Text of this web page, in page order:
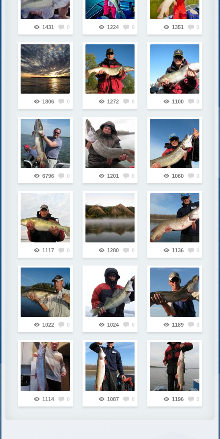
1431 0 1224 0 1351 0
1806 0 1272 0 1100 0
6796 0 1201 0 1060 0
1117 0 1280 0 1136 0
1022 0 1024 0 1189 0
1114 0 1087 0 1196 0